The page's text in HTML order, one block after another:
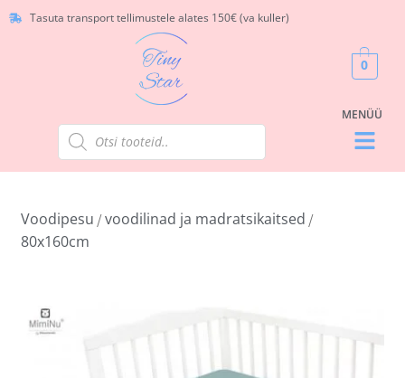
Tasuta transport tellimustele alates 150€ (va kuller)
0
Voodipesu /voodilinad ja madratsikaitsed /
80x160cm